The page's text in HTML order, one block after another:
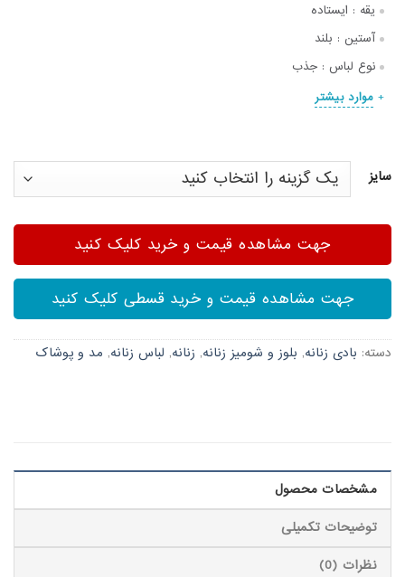
یقه : ایستاده
آستین : بلند
نوع لباس : جذب
موارد بیشتر
سایز
جهت مشاهده قیمت و خرید کلیک کنید
جهت مشاهده قیمت و خرید قسطی کلیک کنید
دسته: بادی زنانه, بلوز و شومیز زنانه, زنانه, لباس زنانه, مد و پوشاک
مشخصات محصول
توضیحات تکمیلی
نظرات (0)